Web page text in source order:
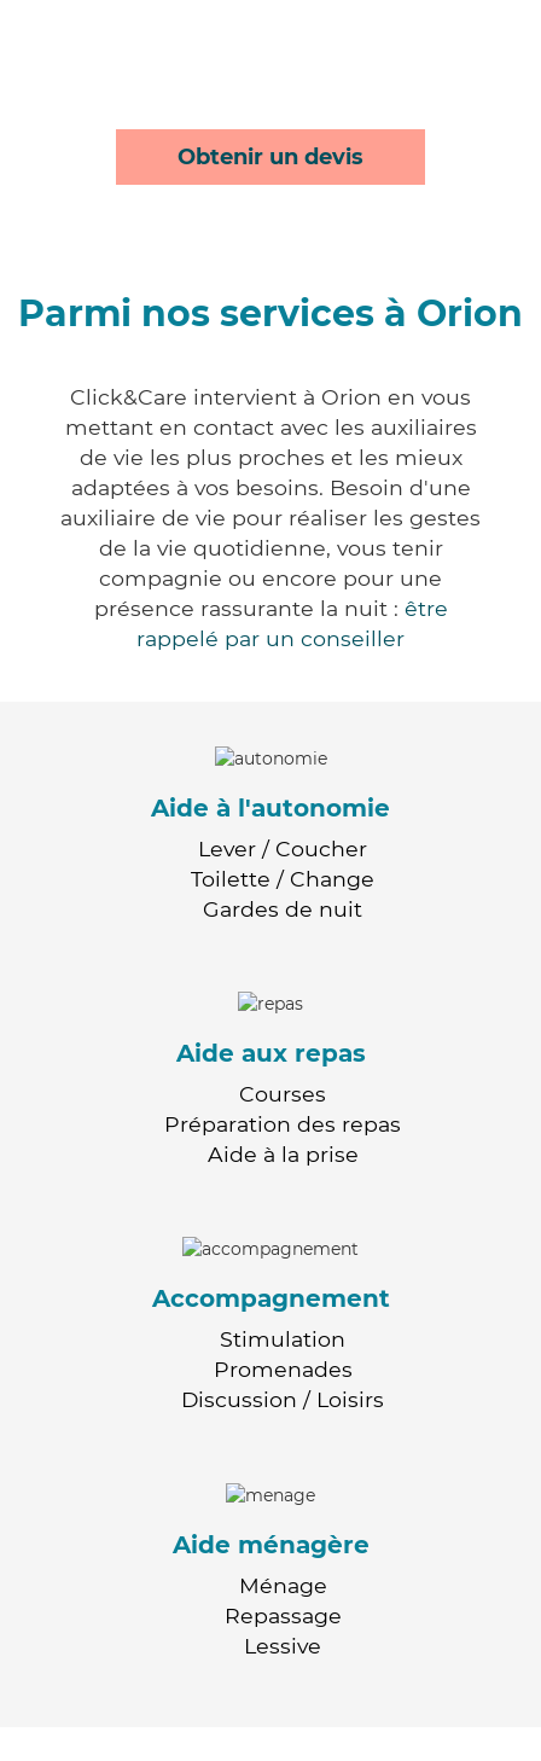
Obtenir un devis
Parmi nos services à Orion
Click&Care intervient à Orion en vous
mettant en contact avec les auxiliaires
de vie les plus proches et les mieux
adaptées à vos besoins. Besoin d'une
auxiliaire de vie pour réaliser les gestes
de la vie quotidienne, vous tenir
compagnie ou encore pour une
présence rassurante la nuit : être
rappelé par un conseiller
Aide à l'autonomie
Lever / Coucher
Toilette / Change
Gardes de nuit
Aide aux repas
Courses
Préparation des repas
Aide à la prise
Accompagnement
Stimulation
Promenades
Discussion / Loisirs
Aide ménagère
Ménage
Repassage
Lessive